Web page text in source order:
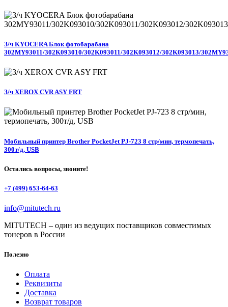
З/ч KYOCERA Блок фотобарабана
302MY93011/302K093010/302K093011/302K093012/302K093013/
З/ч XEROX CVR ASY FRT
Мобильный принтер Brother PocketJet PJ-723 8 стр/мин, термопечать,
300т/д, USB
Остались вопросы, звоните!
+7 (499) 653-64-63
info@mitutech.ru
MITUTECH – один из ведущих поставщиков совместимых
тонеров в России
Полезно
Оплата
Реквизиты
Доставка
Возврат товаров